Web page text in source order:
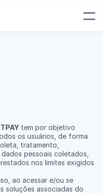
tem por objetivo
os usuários, de forma
tratamento,
pessoais coletados,
nos limites exigidos
ao acessar e/ou se